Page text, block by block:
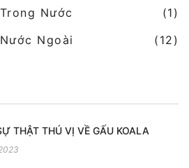
Nước
(1)
Ngoài
(12)
THẬT THÚ VỊ VỀ GẤU KOALA